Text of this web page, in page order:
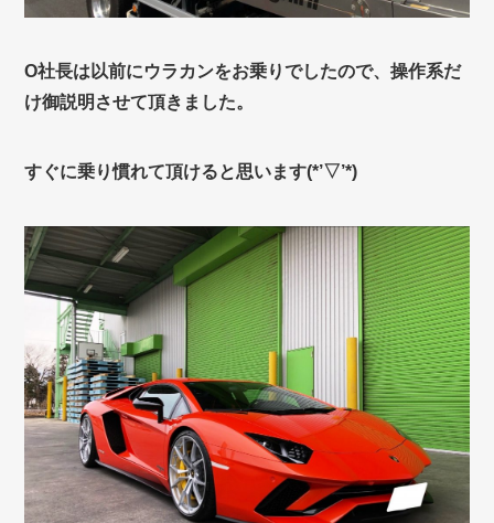
O社長は以前にウラカンをお乗りでしたので、操作系だ
け御説明させて頂きました。
すぐに乗り慣れて頂けると思います(*’▽’*)